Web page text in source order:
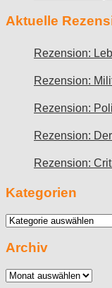
Aktuelle
Rezension:
Rezension:
Rezension:
Rezension:
Rezension:
Kategorien
Kategorien
Archiv
Archiv